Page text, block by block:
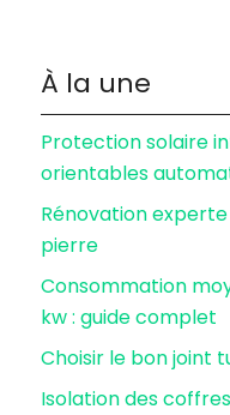
À la une
Protection solaire
orientables
Rénovation
pierre
Consommation
kw : guide complet
Choisir le bon joint
Isolation des